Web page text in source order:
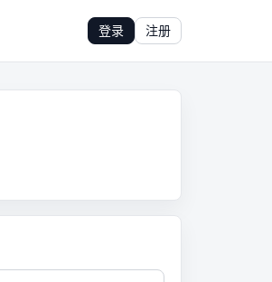
登录 注册